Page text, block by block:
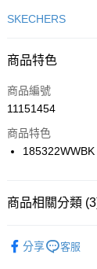
信用卡一次付款
合作金庫商業銀行
華南商業銀行
上海商業儲蓄銀行
國泰世華商業銀行
聯邦商業銀行
台新國際商業銀行
LINE Pay
Apple Pay
【關於「AFTEE先
SKECHERS
商品特色
商品編號
11151454
商品特色
185322WWBK
商品相關分類
分享 客服